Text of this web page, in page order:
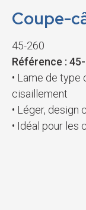
Coupe-
45-260
Référence :
• Lame de type
cisaillement
• Léger, design
• Idéal pour les